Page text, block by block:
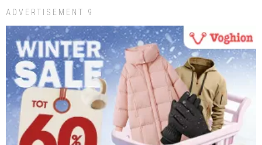
ADVERTISEMENT 9